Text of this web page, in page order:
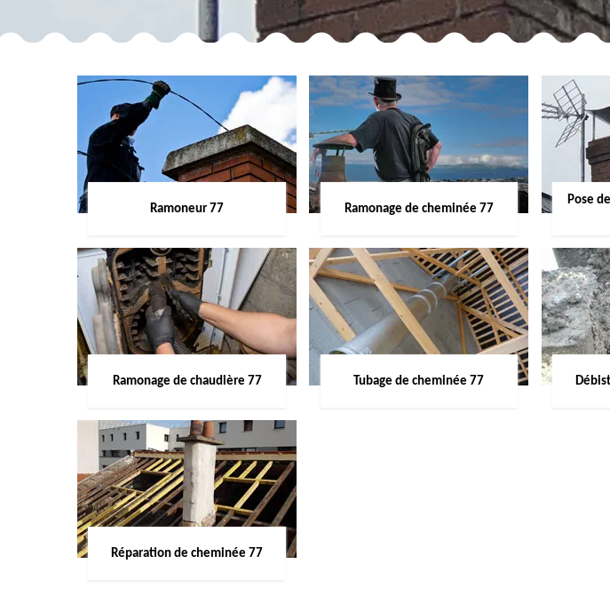
Ramoneur 77 Ramonage de cheminée 77
Pose
Ramonage de chaudière 77 Tubage de cheminée 77
Réparation de cheminée 77